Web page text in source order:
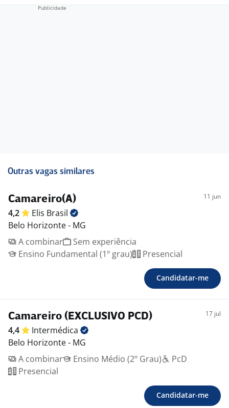
Outras vagas similares
Camareiro(A) 11 jun
4,2 Elis Brasil
Belo Horizonte - MG
A combinar
Sem experiência
Ensino Fundamental (1º grau)
Presencial
Candidatar-me
Camareiro (EXCLUSIVO PCD) 17 jul
4,4
Intermédica
Belo Horizonte - MG
A combinar
Ensino Médio (2º Grau)
PcD
Presencial
Candidatar-me